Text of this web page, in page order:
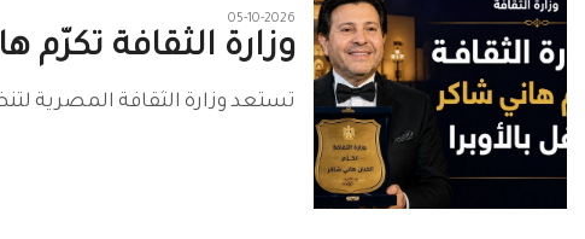
05-10-2026
وزارة الثقافة تكرّم
تستعد وزارة الثقافة المصرية